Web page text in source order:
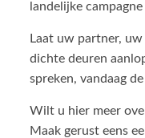
landelijke
Laat uw partner,
dichte deuren
spreken, vandaag
Wilt u hier meer
Maak gerust eens